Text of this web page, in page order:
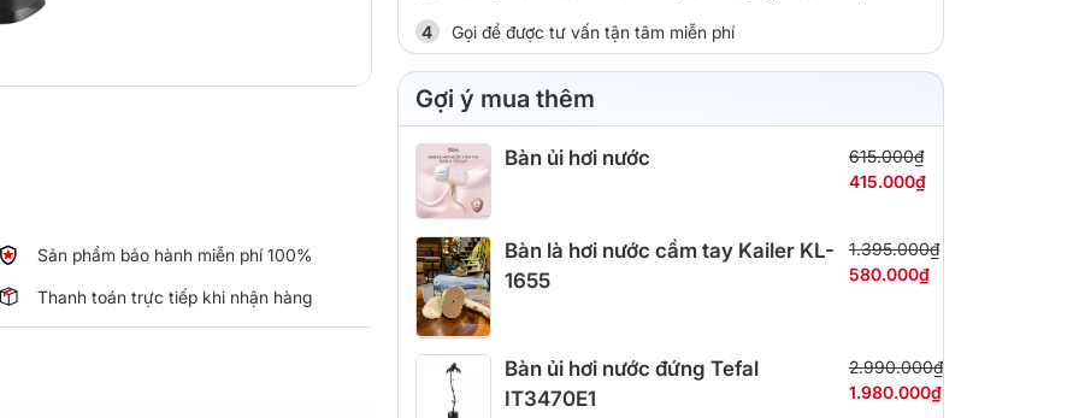
Sản phẩm bảo hành miễn phí 100%
Thanh toán trực tiếp khi nhận hàng
Gọi để được tư vấn tận tâm miễn phí
Gợi ý mua thêm
Bàn ủi hơi nước
615.000₫
415.000₫
Bàn là hơi nước cầm tay Kailer KL-
1655
1.395.000₫
580.000₫
Bàn ủi hơi nước đứng Tefal
IT3470E1
2.990.000₫
1.980.000₫